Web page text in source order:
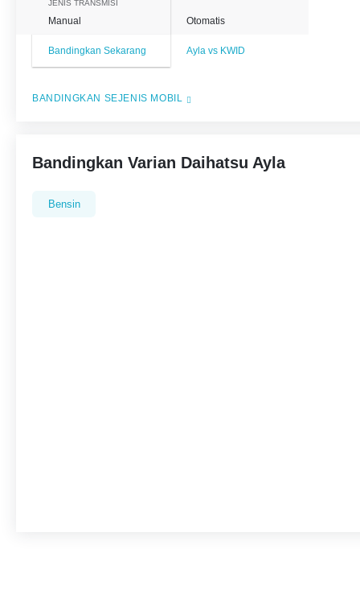
JENIS TRANSMISI
Manual Otomatis
Bandingkan Sekarang Ayla vs KWID
BANDINGKAN SEJENIS MOBIL
Bandingkan Varian Daihatsu Ayla
Bensin